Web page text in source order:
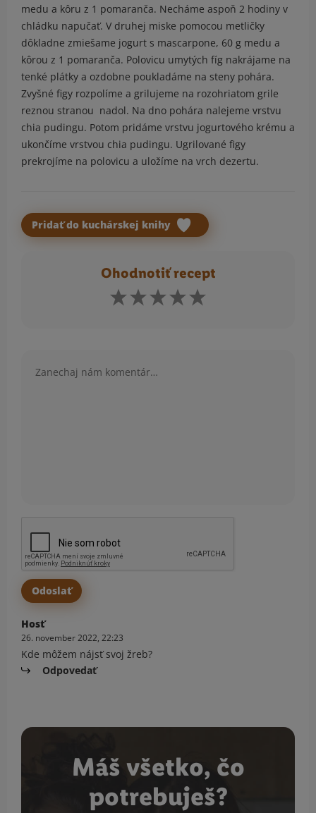
medu a kôru z 1 pomaranča. Necháme aspoň 2 hodiny v
chládku napučať. V druhej miske pomocou metličky
dôkladne zmiešame jogurt s mascarpone, 60 g medu a
kôrou z 1 pomaranča. Polovicu umytých fíg nakrájame na
tenké plátky a ozdobne poukladáme na steny pohára.
Zvyšné figy rozpolíme a grilujeme na rozohriatom grile
reznou stranou nadol. Na dno pohára nalejeme vrstvu
chia pudingu. Potom pridáme vrstvu jogurtového krému a
ukončíme vrstvou chia pudingu. Ugrilované figy
prekrojíme na polovicu a uložíme na vrch dezertu.
Pridať do kuchárskej knihy
Ohodnotiť recept
Hosť
26. november 2022, 22:23
Kde môžem nájsť svoj žreb?
Odpovedať
Máš všetko, čo
potrebuješ?